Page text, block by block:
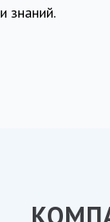
и знаний.